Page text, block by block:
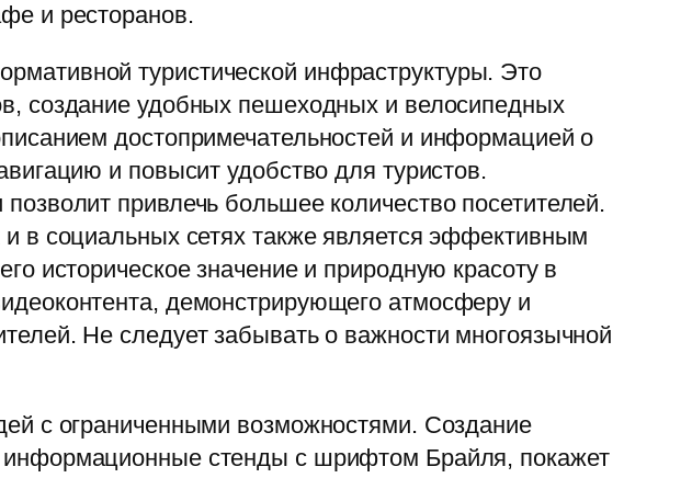
и ресторанов.
туристической инфраструктуры. Это
создание удобных пешеходных и велосипедных
достопримечательностей и информацией о
и повысит удобство для туристов.
привлечь большее количество посетителей.
в социальных сетях также является эффективным
историческое значение и природную красоту в
демонстрирующего атмосферу и
Не следует забывать о важности многоязычной
с ограниченными возможностями. Создание
стенды с шрифтом Брайля, покажет